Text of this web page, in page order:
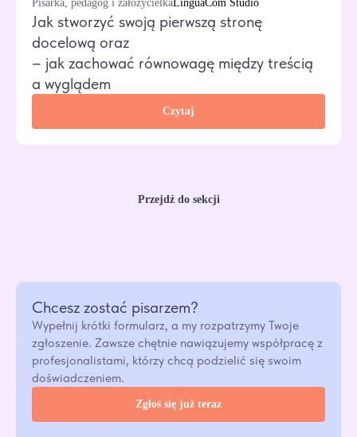
Pisarka, pedagog i założycielkaLinguaCom Studio
Jak stworzyć swoją pierwszą stronę
docelową oraz
– jak zachować równowagę między treścią
a wyglądem
Czytaj
Przejdź do sekcji
Chcesz zostać pisarzem?
Wypełnij krótki formularz, a my rozpatrzymy Twoje
zgłoszenie. Zawsze chętnie nawiązujemy współpracę z
profesjonalistami, którzy chcą podzielić się swoim
doświadczeniem.
Zgłoś się już teraz